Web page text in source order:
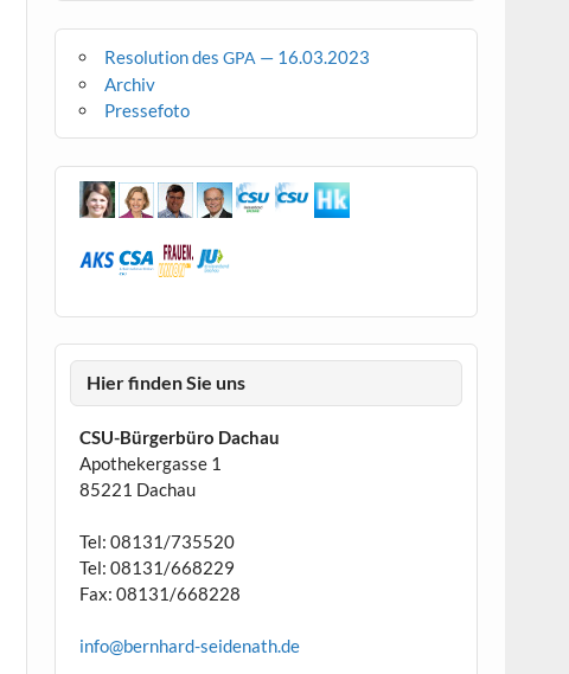
Resolution desGPA — 16.03.2023
Archiv
Pressefoto
Hier finden Sie uns
CSU-Bürgerbüro Dachau
Apothekergasse 1
85221 Dachau
Tel: 08131/735520
Tel: 08131/668229
Fax: 08131/668228
info@bernhard-seidenath.de